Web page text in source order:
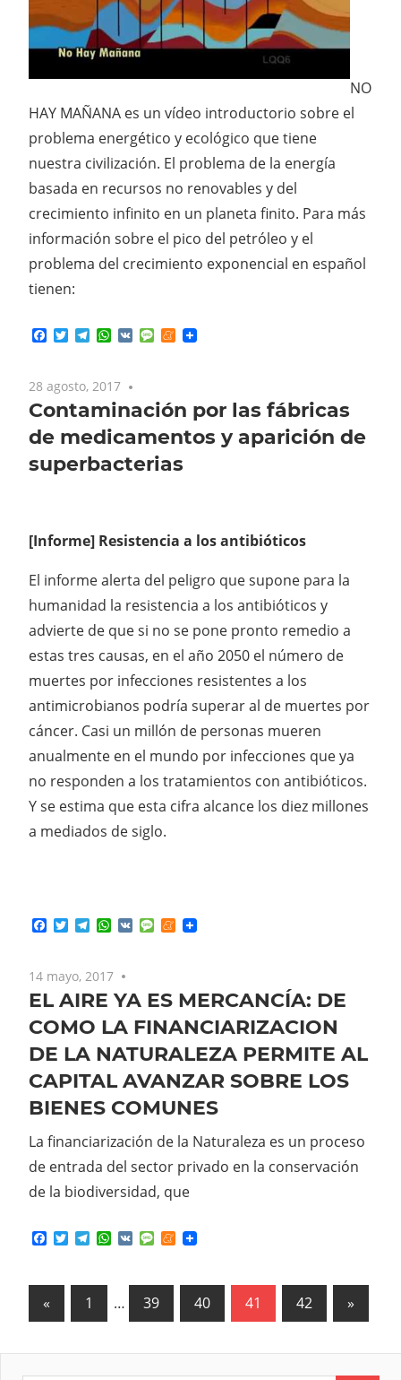
NO
HAY MAÑANA es un vídeo introductorio sobre el
problema energético y ecológico que tiene
nuestra civilización. El problema de la energía
basada en recursos no renovables y del
crecimiento infinito en un planeta finito. Para más
información sobre el pico del petróleo y el
problema del crecimiento exponencial en español
tienen:
Facebook
TwitterTelegram
WhatsApp
VK MessageMeneame
28 agosto, 2017
Contaminación por las fábricas
de medicamentos y aparición de
superbacterias
[Informe] Resistencia a los antibióticos
El informe alerta del peligro que supone para la
humanidad la resistencia a los antibióticos y
advierte de que si no se pone pronto remedio a
estas tres causas, en el año 2050 el número de
muertes por infecciones resistentes a los
antimicrobianos podría superar al de muertes por
cáncer. Casi un millón de personas mueren
anualmente en el mundo por infecciones que ya
no responden a los tratamientos con antibióticos.
Y se estima que esta cifra alcance los diez millones
a mediados de siglo.
Facebook
TwitterTelegram
WhatsApp
VK MessageMeneame
14 mayo, 2017
EL AIRE YA ES MERCANCÍA: DE
COMO LA FINANCIARIZACION
DE LA NATURALEZA PERMITE AL
CAPITAL AVANZAR SOBRE LOS
BIENES COMUNES
La financiarización de la Naturaleza es un proceso
de entrada del sector privado en la conservación
de la biodiversidad, que
Facebook
TwitterTelegram
WhatsApp
VK MessageMeneame
Paginación
de
« Previous
Posts
1 … 39 40 41 42
Next
Posts
»